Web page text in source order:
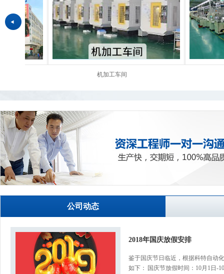
机加工车间
公司动态
2018年国庆放假安排
鉴于国庆节日临近，根据科特自动
如下： 国庆节放假时间：10月1日-